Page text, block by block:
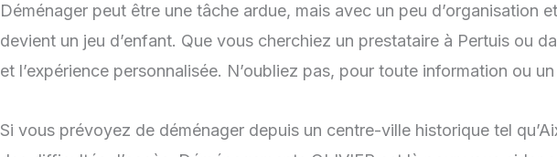
Déménager peut être une tâche ardue, mais avec un peu d’organisation
devient un jeu d’enfant. Que vous cherchiez un prestataire à Pertuis ou
et l’expérience personnalisée. N’oubliez pas, pour toute information ou
Si vous prévoyez de déménager depuis un centre-ville historique tel